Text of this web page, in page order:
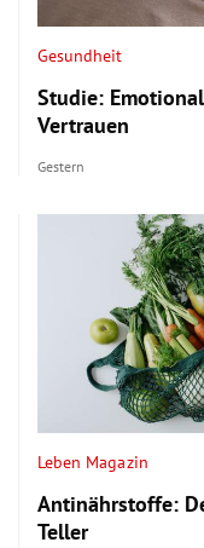
Gesundheit
Studie:
Vertrauen
Gestern
Leben Magazin
Antinährstoffe:
Teller